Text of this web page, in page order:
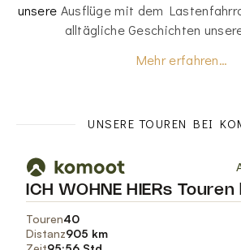
unsere Ausflüge mit dem
alltägliche Geschichten
Mehr erfahren…
UNSERE TOUREN BEI